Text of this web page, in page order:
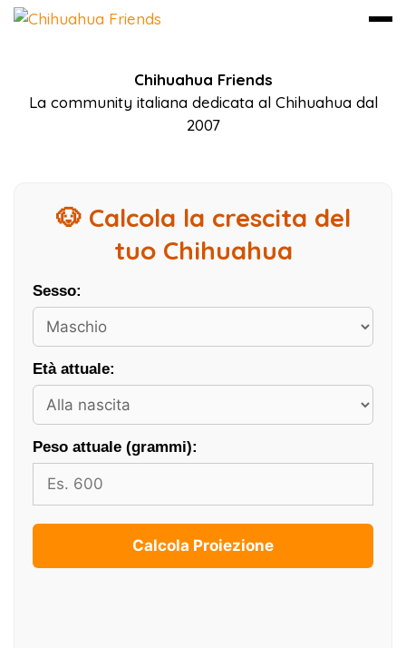
Chihuahua Friends
La community italiana dedicata al Chihuahua dal
2007
🐶 Calcola la crescita del
tuo Chihuahua
Sesso:
Età attuale:
Peso attuale (grammi):
Calcola Proiezione